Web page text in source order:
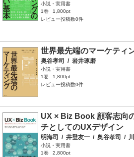
小説・実用書
1巻
1,800pt
レビュー投稿数0件
世界最先端のマーケティ
奥谷孝司 / 岩井琢磨
小説・実用書
1巻
1,800pt
レビュー投稿数0件
UX × Biz Book 顧客志向
チとしてのUXデザイン
明海司 / 井登友一 / 奥谷孝司 /
小説・実用書
1巻
2,800pt